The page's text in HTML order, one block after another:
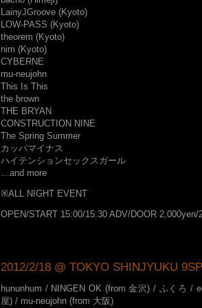
LainyJGroove (Kyoto)
LOW-PASS (Kyoto)
theorem (Kyoto)
nim (Kyoto)
CYBERNE
mu-neujohn
This Is This
the brown
THE BRYAN
CONSTRUCTION NINE
The Spring Summer
カッパマイナス
ハイテンションセックスガール
…and more
※ALL NIGHT EVENT
OPEN/START 15:00/15:30 ADV/DOOR 2,000yen/
2012/2/18 @ TOKYO SHINJYUKU
hununhum / NINGEN OK (from 金沢) / ふくろ /
屋) / mu-neujohn (from 大阪)